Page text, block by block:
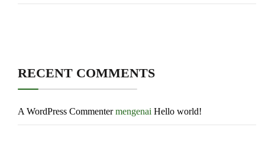
RECENT COMMENTS
A WordPress Commentermengenai Hello world!